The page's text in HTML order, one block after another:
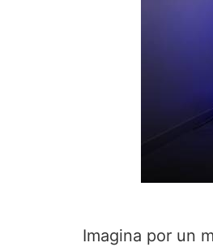
Imagina por un